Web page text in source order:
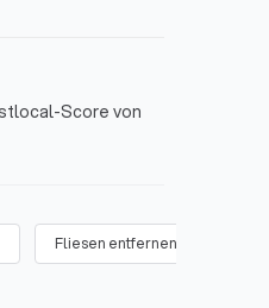
Score von
Fliesen entfernen